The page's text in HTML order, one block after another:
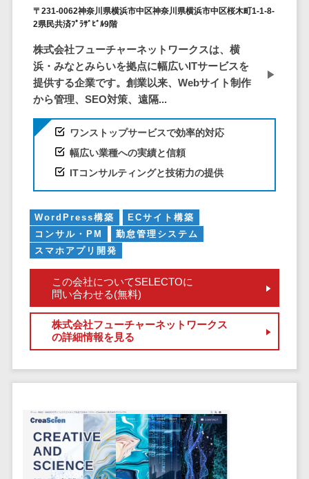
人材派遣管理システム>
園務支援システム>
校務支援システム>
Web出願システム>
バーチャル試着システム>
農業支援システム>
データ分析・活用
音声データ活用>
議事録作成ツール>
テキストマイニングツール>
VOC分析ツール> BIツール>
ETLツール> 音声合成ツール>
データ化サービス>
画像解析・画像検査>
ブロックチェーン
サービス
セキュリティ
標的型攻撃メ
セキュリテ
ィ・脆弱性診断
ペネトレーシ
標的型攻撃メ
ール訓練サービ
ス
ログ管理シス
テム
クラウド型セ
キュリティカメ
ラ
メールセキュ
リティ
イル無害化
サンドボック
ス
〒231-0062神奈川県横浜市中区神奈川県横浜市中区桜木町1-1-8-
2県民共済ﾌﾟﾗｻﾞﾋﾞﾙ9階
株式会社フューチャーネットワークスは、横
浜・みなとみらいを拠点に幅広いITサービスを
提供する企業です。創業以来、Webサイト制作
から管理、SEO対策、遠隔...
ワンストップサービスで効率的対応
幅広い業種への実績と信頼
ITコンサルティングと技術力の提供
WordPress構築
ECサイト構築
コンサル・PM
勤怠管理システム
スマホアプリ開発
この会社についてSELECTOに
問い合わせる(無料)
株式会社フューチャーネットワークス
の詳細情報を見る